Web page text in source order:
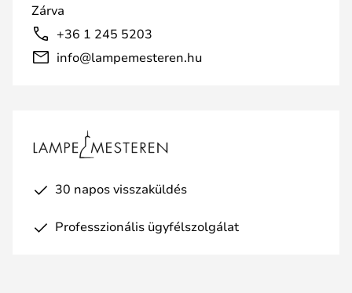
Zárva
+36 1 245 5203
info@lampemesteren.hu
30 napos visszaküldés
Professzionális ügyfélszolgálat